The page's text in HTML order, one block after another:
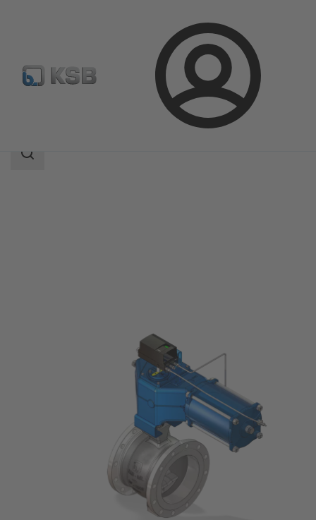
Conectare
MIL 35500
Domeniu